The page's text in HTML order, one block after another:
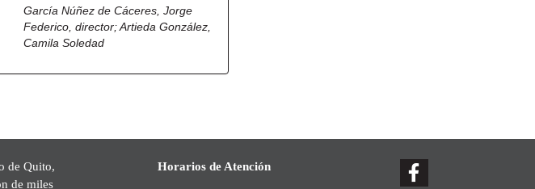
García Núñez de Cáceres, Jorge
Federico, director;Artieda González,
Camila Soledad
de Quito,
de miles
Horarios de Atención